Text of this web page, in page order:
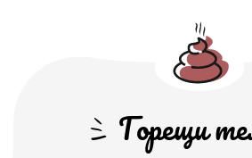
Горещи